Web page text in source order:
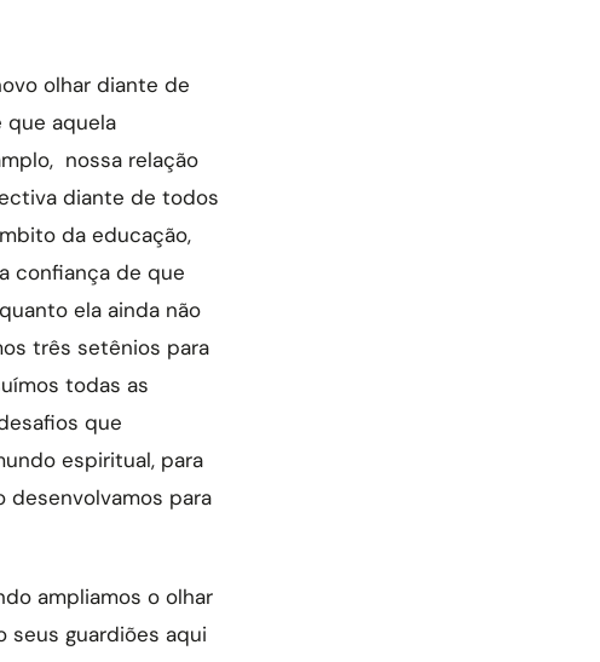
olhar diante de
que aquela
nossa relação
diante de todos
da educação,
confiança de que
ela ainda não
três setênios para
todas as
que
espiritual, para
desenvolvamos para
ampliamos o olhar
seus guardiões aqui